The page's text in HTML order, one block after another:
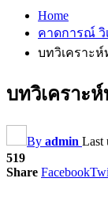
Home
คาดการณ์ วิ
บทวิเคราะห์
บทวิเคราะ
By admin Last
519
Share Facebook